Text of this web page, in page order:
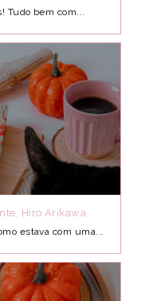
Tudo bem com...
Hiro Arikawa
estava com uma...